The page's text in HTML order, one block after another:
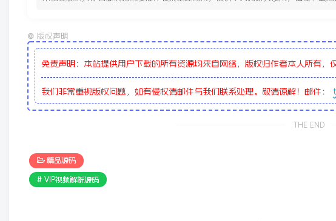
© 版权声明
免责声明：本站提供用户下载的所有资源均来自网络，版权归作者本人所有，
我们非常重视版权问题，如有侵权请邮件与我们联系处理。敬请谅解！邮件：
THE END
精品源码
# VIP视频解析源码